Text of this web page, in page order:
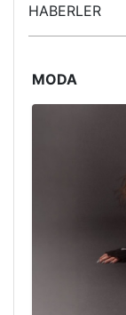
HABERLER
MODA